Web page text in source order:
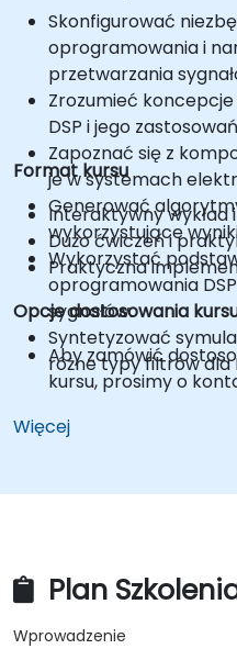
Skonfigurować
oprogramowania i
przetwarzania
Zrozumieć
DSP i jego
Zapoznać się z
je w systemach
Generować
wykorzystujące wyniki
Wykorzystać
oprogramowania
sygnałów.
Syntetyzować
różne typy filtrów dla
Format kursu
Interaktywny wykład
Dużo ćwiczeń i
Praktyczna
Opcje dostosowania
Aby zamówić
kursu, prosimy o
Więcej
Plan
Wprowadzenie